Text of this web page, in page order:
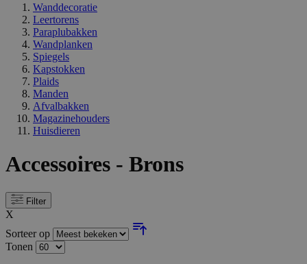
Wanddecoratie
Leertorens
Paraplubakken
Wandplanken
Spiegels
Kapstokken
Plaids
Manden
Afvalbakken
Magazinehouders
Huisdieren
Accessoires - Brons
Filter
X
Sorteer op
Tonen